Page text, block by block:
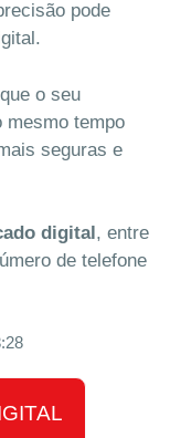
pode
o seu
mesmo tempo
seguras e
digital , entre
de telefone